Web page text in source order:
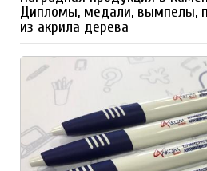
Дипломы, медали, вымпелы,
из акрила дерева